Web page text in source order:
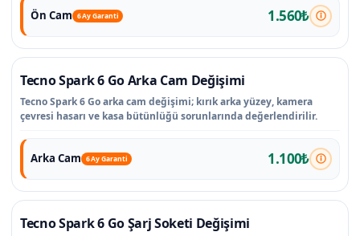
Ön Cam 6 Ay Garanti 1.560₺
Tecno Spark 6 Go Arka Cam Değişimi
Tecno Spark 6 Go arka cam değişimi; kırık arka yüzey, kamera
çevresi hasarı ve kasa bütünlüğü sorunlarında değerlendirilir.
Arka Cam 6 Ay Garanti 1.100₺
Tecno Spark 6 Go Şarj Soketi Değişimi